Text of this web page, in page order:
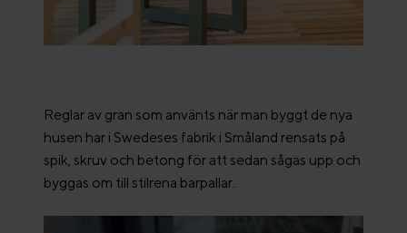
Reglar av gran som använts när man byggt de nya
husen har i Swedeses fabrik i Småland rensats på
spik, skruv och betong för att sedan sågas upp och
byggas om till stilrena barpallar.